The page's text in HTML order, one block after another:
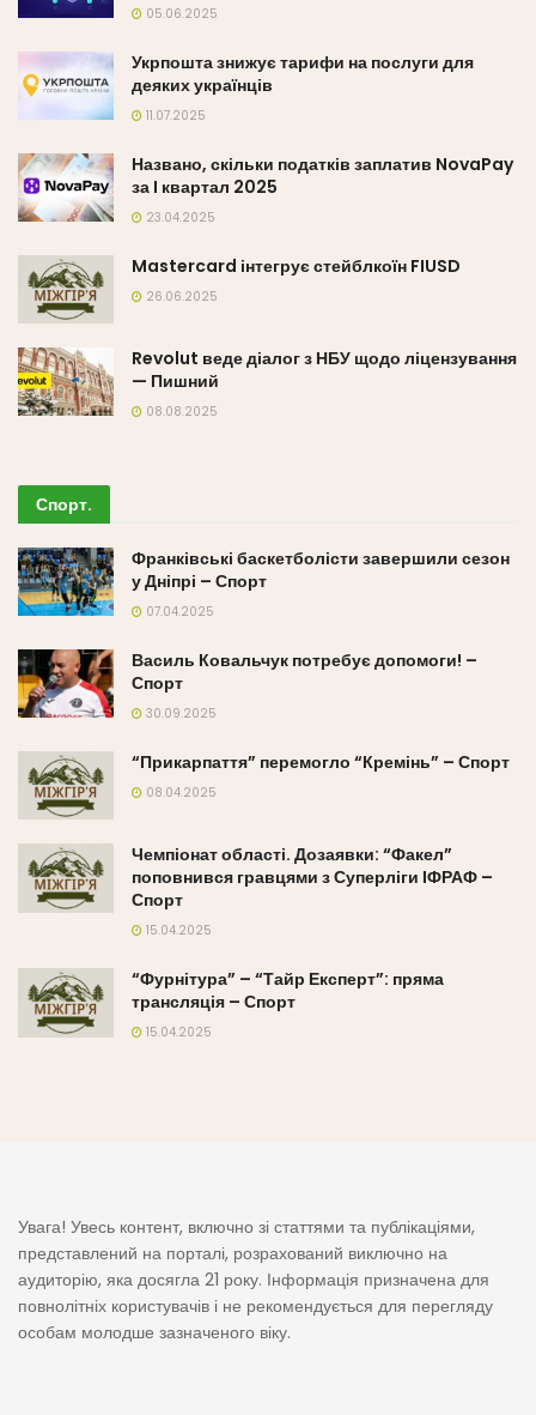
05.06.2025
Укрпошта знижує тарифи на послуги для
деяких українців
11.07.2025
Названо, скільки податків заплатив NovaPay
за I квартал 2025
23.04.2025
Mastercard інтегрує стейблкоїн FIUSD
26.06.2025
Revolut веде діалог з НБУ щодо ліцензування
— Пишний
08.08.2025
Спорт.
Франківські баскетболісти завершили сезон
у Дніпрі – Спорт
07.04.2025
Василь Ковальчук потребує допомоги! –
Спорт
30.09.2025
“Прикарпаття” перемогло “Кремінь” – Спорт
08.04.2025
Чемпіонат області. Дозаявки: “Факел”
поповнився гравцями з Суперліги ІФРАФ –
Спорт
15.04.2025
“Фурнітура” – “Тайр Експерт”: пряма
трансляція – Спорт
15.04.2025
Увага! Увесь контент, включно зі статтями та публікаціями,
представлений на порталі, розрахований виключно на
аудиторію, яка досягла 21 року. Інформація призначена для
повнолітніх користувачів і не рекомендується для перегляду
особам молодше зазначеного віку.